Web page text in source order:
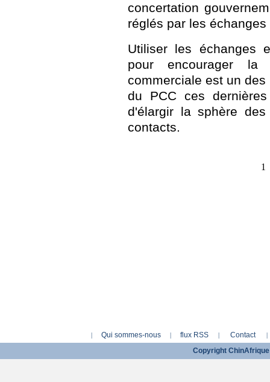
concertation
réglés par les
Utiliser les échanges
pour encourager la
commerciale est un
du PCC ces
d'élargir la sphère
contacts.
1
| Qui sommes-nous | flux RSS | Contact |
Copyright